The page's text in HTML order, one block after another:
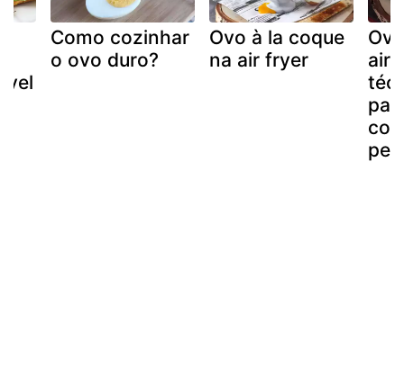
Como cozinhar
o ovo duro?
Ovo à la coque
na air fryer